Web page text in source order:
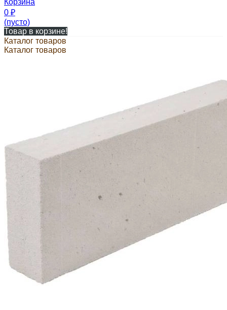
Корзина
0 ₽
(пусто)
Товар в корзине!
Каталог товаров
Каталог товаров